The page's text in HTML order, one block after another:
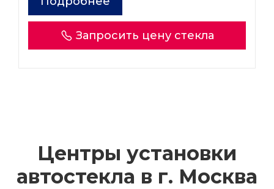
Запросить цену стекла
Центры установки
автостекла в г. Москва